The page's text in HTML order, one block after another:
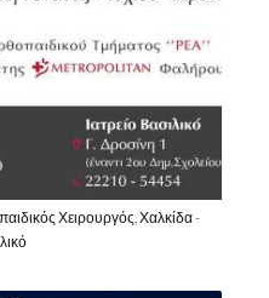
Χειρουργός, Χαλκίδα -